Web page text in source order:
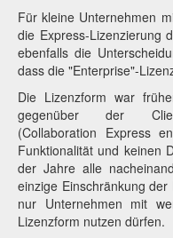
Für kleine Unternehmen
die Express-Lizenzierung
ebenfalls die
dass die "Enterprise"-
Die Lizenzform war
gegenüber der
(Collaboration Express
Funktionalität und keinen
der Jahre alle
einzige Einschränkung
nur Unternehmen mit
Lizenzform nutzen dürfen.